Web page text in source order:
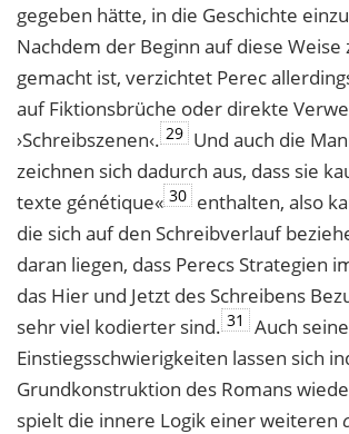
gegeben hätte, in die Geschichte
Nachdem der Beginn auf diese Weise
gemacht ist, verzichtet Perec
auf Fiktionsbrüche oder direkte
›Schreibszenen‹. 29 Und auch die
zeichnen sich dadurch aus, dass sie
texte génétique« 30 enthalten, also
die sich auf den Schreibverlauf
daran liegen, dass Perecs Strategien
das Hier und Jetzt des Schreibens
sehr viel kodierter sind. 31
Auch seine
Einstiegsschwierigkeiten lassen sich
Grundkonstruktion des Romans
spielt die innere Logik einer weiteren